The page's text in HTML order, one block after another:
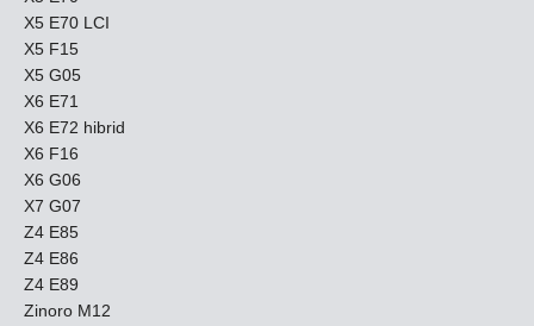
X5 E70 LCI
X5 F15
X5 G05
X6 E71
X6 E72 hibrid
X6 F16
X6 G06
X7 G07
Z4 E85
Z4 E86
Z4 E89
Zinoro M12